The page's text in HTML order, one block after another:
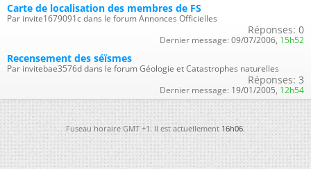
Carte de localisation des membres de FS
Par invite1679091c dans le forum Annonces Officielles
Réponses: 0
Dernier message: 09/07/2006, 15h52
Recensement des séïsmes
Par invitebae3576d dans le forum Géologie et Catastrophes naturelles
Réponses: 3
Dernier message: 19/01/2005, 12h54
Fuseau horaire GMT +1. Il est actuellement16h06.